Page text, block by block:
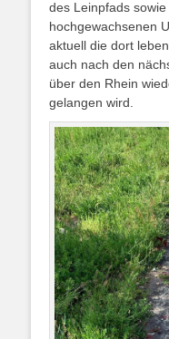
des Leinpfads
hochgewachsenen
aktuell die dort
auch nach den
über den Rhein
gelangen wird.